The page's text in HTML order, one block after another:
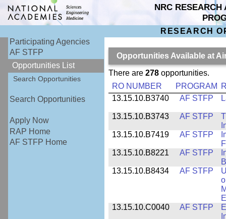
NRC RESEARCH
RESEARCH
Participating Agencies
AF STFP
Opportunities List
Search Opportunities
Search Opportunities
Apply Now
RAP Home
AF STFP Home
Opportunities Available at
There are 278opportunities.
RO NUMBER
PROGRAM
13.15.10.B3740
AF STFP
13.15.10.B3743 AF STFP
13.15.10.B7419
AF STFP
13.15.10.B8221
AF STFP
13.15.10.B8434
AF STFP
13.15.10.C0040
AF STFP